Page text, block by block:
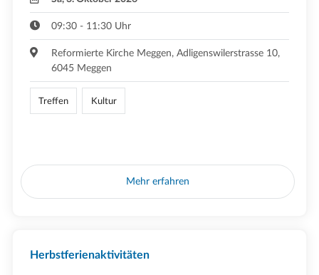
09:30 - 11:30 Uhr
Reformierte Kirche Meggen, Adligenswilerstrasse 10,
6045 Meggen
Treffen Kultur
Mehr erfahren
Herbstferienaktivitäten